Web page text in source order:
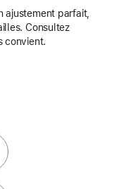
ajustement parfait,
Consultez
convient.